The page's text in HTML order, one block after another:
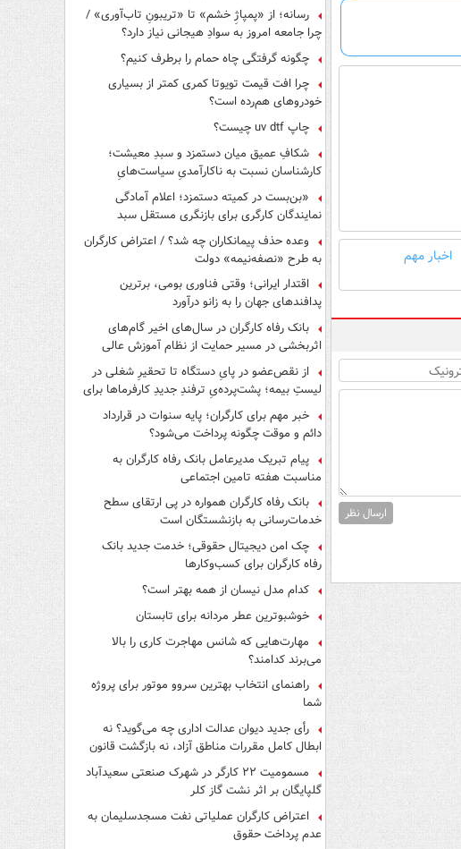
اخبار مهم
ارسال نظر
رسانه؛ از «پمپاژِ خشم» تا «تریبونِ تاب‌آوری» /
چرا جامعه امروز به سوادِ هیجانی نیاز دارد؟
چگونه گرفتگی چاه حمام را برطرف کنیم؟
چرا افت قیمت تویوتا کمری کمتر از بسیاری
خودروهای هم‌رده است؟
چاپ uv dtf چیست؟
شکافِ عمیق میان دستمزد و سبدِ معیشت؛
کارشناسان نسبت به ناکارآمدیِ سیاست‌هایِ
حمایتی هشدار دادند
«بن‌بست در کمیته دستمزد؛ اعلام آمادگی
نمایندگان کارگری برای بازنگری مستقل سبد
وعده حذف پیمانکاران چه شد؟ / اعتراض کارگران
به طرح «نصفه‌نیمه» دولت
اقتدار ایرانی؛ وقتی فناوری بومی، برترین
پدافندهای جهان را به زانو درآورد
بانک رفاه کارگران در سال‌های اخیر گام‌های
اثربخشی در مسیر حمایت از نظام آموزش عالی
برداشته است
از نقص‌عضو در پایِ دستگاه تا تحقیرِ شغلی در
لیستِ بیمه؛ پشت‌پرده‌یِ ترفندِ جدیدِ کارفرماها برای
فرار از قانون چیست؟
خبر مهم برای کارگران؛ پایه سنوات در قرارداد
دائم و موقت چگونه پرداخت می‌شود؟
پیام تبریک مدیرعامل بانک رفاه کارگران به
مناسبت هفته تامین اجتماعی
بانک رفاه کارگران همواره در پی ارتقای سطح
خدمات‌رسانی به بازنشستگان است
چک امن دیجیتال حقوقی؛ خدمت جدید بانک
رفاه کارگران برای کسب‌وکارها
کدام مدل نیسان از همه بهتر است؟
خوشبوترین عطر مردانه برای تابستان
مهارت‌هایی که شانس مهاجرت کاری را بالا
می‌برند کدامند؟
راهنمای انتخاب بهترین سروو موتور برای پروژه
شما
رأی جدید دیوان عدالت اداری چه می‌گوید؟ نه
ابطال کامل مقررات مناطق آزاد، نه بازگشت قانون
مسمومیت ۲۲ کارگر در شهرک صنعتی سعیدآباد
گلپایگان بر اثر نشت گاز کلر
اعتراض کارگران عملیاتی نفت مسجدسلیمان به
عدم پرداخت حقوق